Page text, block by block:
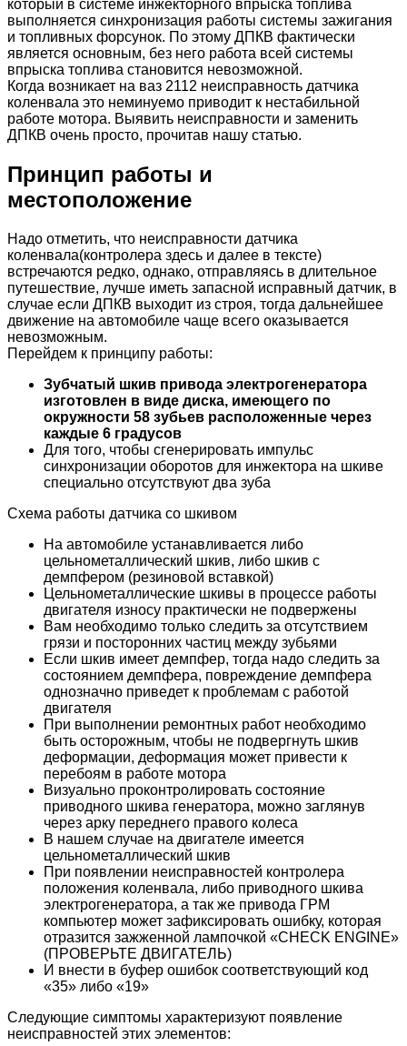
который в системе инжекторного впрыска топлива
выполняется синхронизация работы системы зажигания
и топливных форсунок. По этому ДПКВ фактически
является основным, без него работа всей системы
впрыска топлива становится невозможной.
Когда возникает на ваз 2112 неисправность датчика
коленвала это неминуемо приводит к нестабильной
работе мотора. Выявить неисправности и заменить
ДПКВ очень просто, прочитав нашу статью.
Принцип работы и
местоположение
Надо отметить, что неисправности датчика
коленвала(контролера здесь и далее в тексте)
встречаются редко, однако, отправляясь в длительное
путешествие, лучше иметь запасной исправный датчик, в
случае если ДПКВ выходит из строя, тогда дальнейшее
движение на автомобиле чаще всего оказывается
невозможным.
Перейдем к принципу работы:
Зубчатый шкив привода электрогенератора
изготовлен в виде диска, имеющего по
окружности 58 зубьев расположенные через
каждые 6 градусов
Для того, чтобы сгенерировать импульс
синхронизации оборотов для инжектора на шкиве
специально отсутствуют два зуба
Схема работы датчика со шкивом
На автомобиле устанавливается либо
цельнометаллический шкив, либо шкив с
демпфером (резиновой вставкой)
Цельнометаллические шкивы в процессе работы
двигателя износу практически не подвержены
Вам необходимо только следить за отсутствием
грязи и посторонних частиц между зубьями
Если шкив имеет демпфер, тогда надо следить за
состоянием демпфера, повреждение демпфера
однозначно приведет к проблемам с работой
двигателя
При выполнении ремонтных работ необходимо
быть осторожным, чтобы не подвергнуть шкив
деформации, деформация может привести к
перебоям в работе мотора
Визуально проконтролировать состояние
приводного шкива генератора, можно заглянув
через арку переднего правого колеса
В нашем случае на двигателе имеется
цельнометаллический шкив
При появлении неисправностей контролера
положения коленвала, либо приводного шкива
электрогенератора, а так же привода ГРМ
компьютер может зафиксировать ошибку, которая
отразится зажженной лампочкой «CHECK ENGINE»
(ПРОВЕРЬТЕ ДВИГАТЕЛЬ)
И внести в буфер ошибок соответствующий код
«35» либо «19»
Следующие симптомы характеризуют появление
неисправностей этих элементов: